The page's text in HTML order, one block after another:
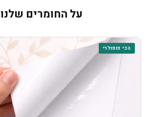
על החומרים שלנו
הכי פופולרי